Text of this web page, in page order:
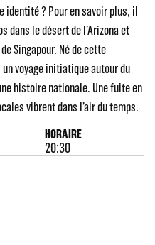
? Pour en savoir plus, il
dans le désert de l’Arizona et
Singapour. Né de cette
voyage initiatique autour du
histoire nationale. Une fuite en
vibrent dans l’air du temps.
HORAIRE
20:30